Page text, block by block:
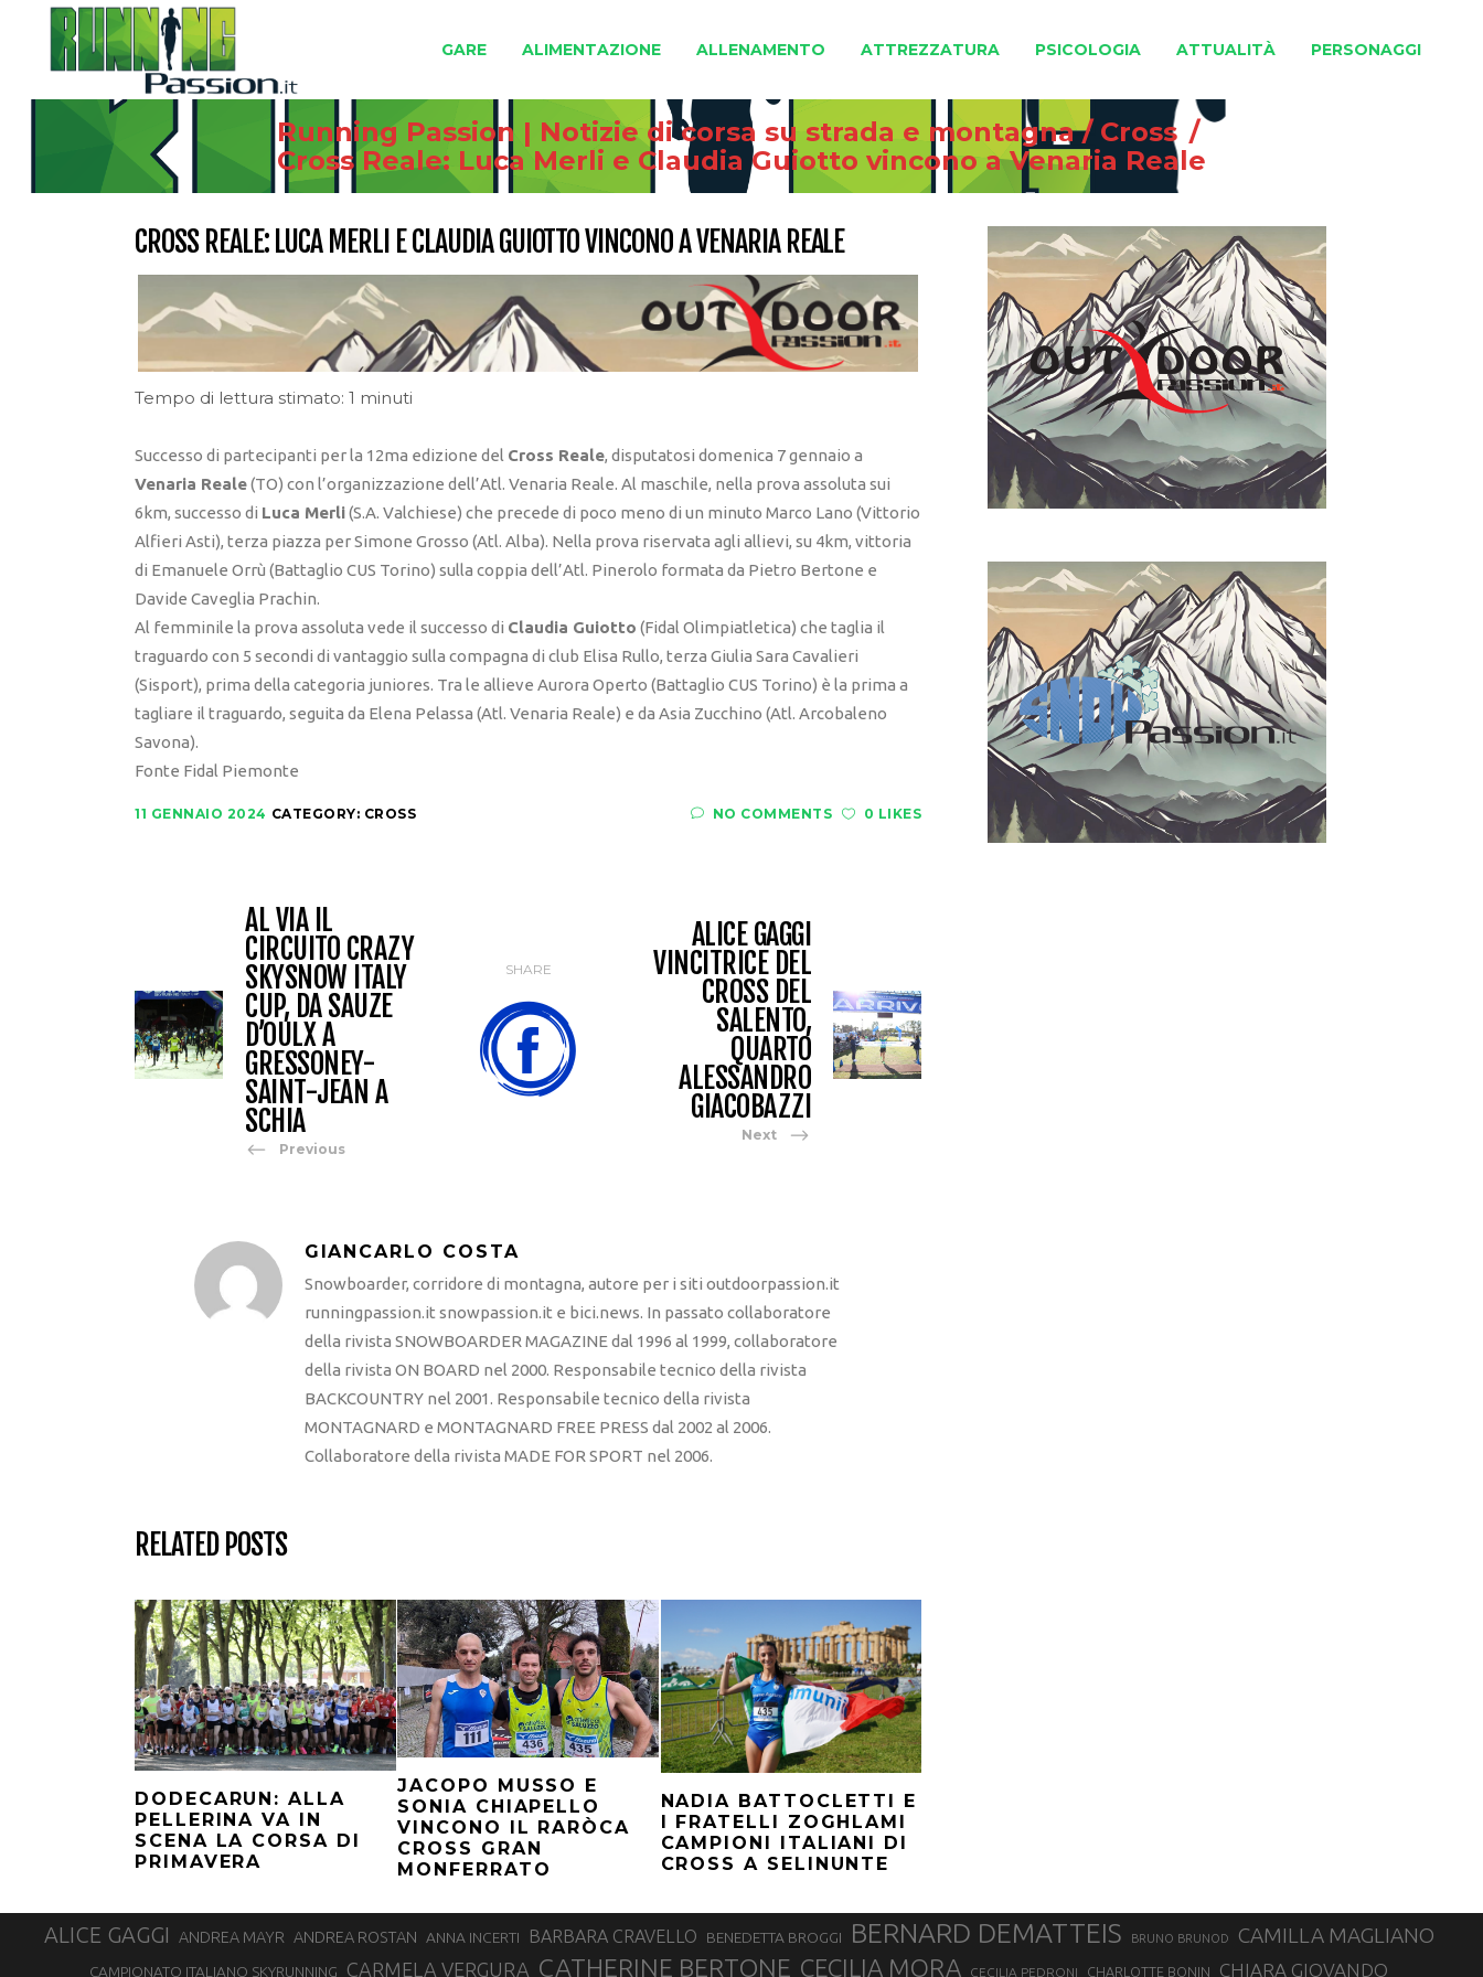
GARE ALIMENTAZIONE ALLENAMENTO ATTREZZATURA PSICOLOGIA ATTUALITÀ PERSONAGGI
Running Passion | Notizie di corsa su strada e montagna/ Cross /
Cross Reale: Luca Merli e Claudia Guiotto vincono a Venaria Reale
CROSS REALE: LUCA MERLI E CLAUDIA GUIOTTO VINCONO A VENARIA REALE
Tempo di lettura stimato: 1 minuti
Successo di partecipanti per la 12ma edizione del Cross Reale, disputatosi domenica 7 gennaio a
Venaria Reale(TO) con l’organizzazione dell’Atl. Venaria Reale. Al maschile, nella prova assoluta sui
6km, successo di Luca Merli(S.A. Valchiese) che precede di poco meno di un minuto Marco Lano (Vittorio
Alfieri Asti), terza piazza per Simone Grosso (Atl. Alba). Nella prova riservata agli allievi, su 4km, vittoria
di Emanuele Orrù (Battaglio CUS Torino) sulla coppia dell’Atl. Pinerolo formata da Pietro Bertone e
Davide Caveglia Prachin.
Al femminile la prova assoluta vede il successo di Claudia Guiotto (Fidal Olimpiatletica) che taglia il
traguardo con 5 secondi di vantaggio sulla compagna di club Elisa Rullo, terza Giulia Sara Cavalieri
(Sisport), prima della categoria juniores. Tra le allieve Aurora Operto (Battaglio CUS Torino) è la prima a
tagliare il traguardo, seguita da Elena Pelassa (Atl. Venaria Reale) e da Asia Zucchino (Atl. Arcobaleno
Savona).
Fonte Fidal Piemonte
11 GENNAIO 2024 CATEGORY: CROSS NO COMMENTS 0 LIKES
AL VIA IL
CIRCUITO CRAZY
SKYSNOW ITALY
CUP, DA SAUZE
D’OULX A
GRESSONEY-
SAINT-JEAN A
SCHIA
Previous
SHARE
ALICE GAGGI
VINCITRICE DEL
CROSS DEL
SALENTO,
QUARTO
ALESSANDRO
GIACOBAZZI
Next
GIANCARLO COSTA
Snowboarder, corridore di montagna, autore per i siti outdoorpassion.it
runningpassion.it snowpassion.it e bici.news. In passato collaboratore
della rivista SNOWBOARDER MAGAZINE dal 1996 al 1999, collaboratore
della rivista ON BOARD nel 2000. Responsabile tecnico della rivista
BACKCOUNTRY nel 2001. Responsabile tecnico della rivista
MONTAGNARD e MONTAGNARD FREE PRESS dal 2002 al 2006.
Collaboratore della rivista MADE FOR SPORT nel 2006.
RELATED POSTS
DODECARUN: ALLA
PELLERINA VA IN
SCENA LA CORSA DI
PRIMAVERA
JACOPO MUSSO E
SONIA CHIAPELLO
VINCONO IL RARÒCA
CROSS GRAN
MONFERRATO
NADIA BATTOCLETTI E
I FRATELLI ZOGHLAMI
CAMPIONI ITALIANI DI
CROSS A SELINUNTE
ALICE GAGGI ANDREA MAYR ANDREA ROSTAN ANNA INCERTI BARBARA CRAVELLO BENEDETTA BROGGI BERNARD DEMATTEIS BRUNO BRUNOD CAMILLA MAGLIANO
CAMPIONATO ITALIANO SKYRUNNING CARMELA VERGURA CATHERINE BERTONE CECILIA MORA CECILIA PEDRONI CHARLOTTE BONIN CHIARA GIOVANDO